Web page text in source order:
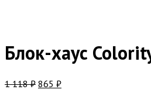
Блок-хаус
1 118₽ 865 ₽